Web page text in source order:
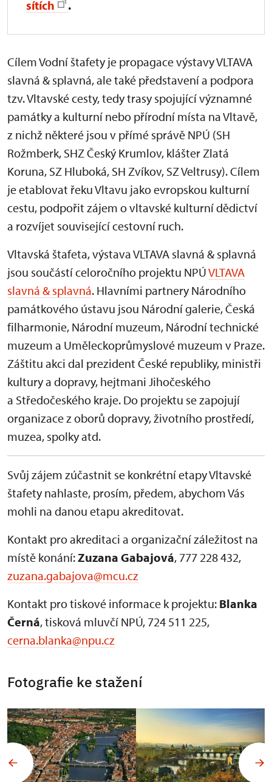
sítích .
Cílem Vodní štafety je propagace výstavy VLTAVA
slavná & splavná, ale také představení a podpora
tzv. Vltavské cesty, tedy trasy spojující významné
památky a kulturní nebo přírodní místa na Vltavě,
z nichž některé jsou v přímé správě NPÚ (SH
Rožmberk, SHZ Český Krumlov, klášter Zlatá
Koruna, SZ Hluboká, SH Zvíkov, SZ Veltrusy). Cílem
je etablovat řeku Vltavu jako evropskou kulturní
cestu, podpořit zájem o vltavské kulturní dědictví
a rozvíjet související cestovní ruch.
Vltavská štafeta, výstava VLTAVA slavná & splavná
jsou součástí celoročního projektu NPÚVLTAVA
slavná & splavná. Hlavními partnery Národního
památkového ústavu jsou Národní galerie, Česká
filharmonie, Národní muzeum, Národní technické
muzeum a Uměleckoprůmyslové muzeum v Praze.
Záštitu akci dal prezident České republiky, ministři
kultury a dopravy, hejtmani Jihočeského
a Středočeského kraje. Do projektu se zapojují
organizace z oborů dopravy, životního prostředí,
muzea, spolky atd.
Svůj zájem zúčastnit se konkrétní etapy Vltavské
štafety nahlaste, prosím, předem, abychom Vás
mohli na danou etapu akreditovat.
Kontakt pro akreditaci a organizační záležitost na
místě konání:Zuzana Gabajová, 777 228 432,
zuzana.gabajova@mcu.cz
Kontakt pro tiskové informace k projektu: Blanka
Černá, tisková mluvčí NPÚ, 724 511 225,
cerna.blanka@npu.cz
Fotografie ke stažení